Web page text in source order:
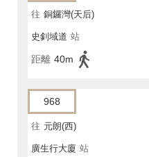
往 銅鑼灣(天后)
史釗域道 站
距離 40m
968
往 元朗(西)
廣生行大廈 站